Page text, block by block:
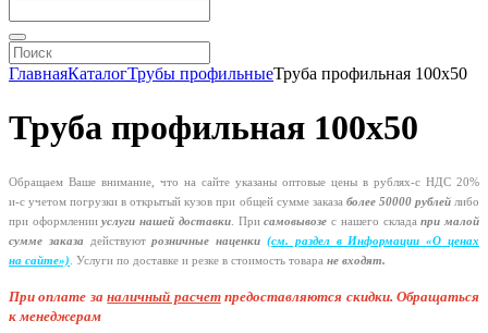
ГлавнаяКаталогТрубы профильныеТруба профильная 100х50
Труба профильная 100х50
Обращаем Ваше внимание, что на сайте указаны оптовые цены в рублях-с НДС 20%
и-с учетом погрузки в открытый кузов при общей сумме заказа более 50000 рублейлибо
при оформленииуслуги нашей доставки. Присамовывозе с нашего складапри малой
сумме заказа
действуютрозничные наценки (см. раздел в Информации «О ценах
на сайте»). Услуги по доставке и резке в стоимость товара не входят.
При оплате заналичный расчет предоставляются скидки. Обращаться
к менеджерам